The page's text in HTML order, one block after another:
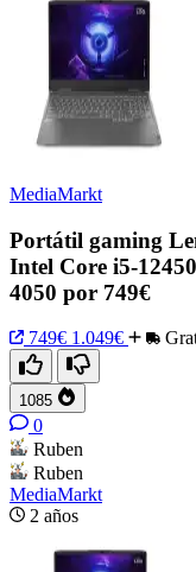
MediaMarkt
Portátil gaming
Intel Core i5-
4050 por 749€
749€ 1.049€
1085
0
Ruben
Ruben
MediaMarkt
2 años